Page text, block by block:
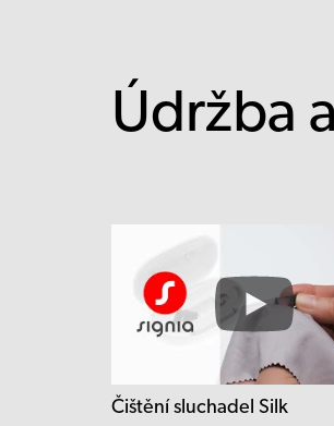
Údržba
Čištění sluchadel Silk